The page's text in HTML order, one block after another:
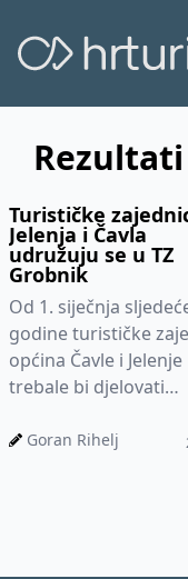
Turističke
Jelenja i Čavla
udružuju se u TZ
Grobnik
Od 1. siječnja
godine turističke
općina Čavle i Jelenje
trebale bi djelovati
Turistička zajednica
Goran Rihelj